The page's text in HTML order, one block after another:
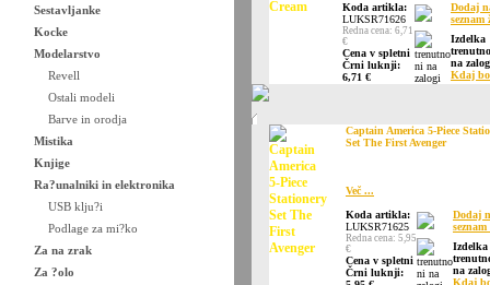
Sestavljanke
Kocke
Modelarstvo
Revell
Ostali modeli
Barve in orodja
Mistika
Knjige
Ra?unalniki in elektronika
USB klju?i
Podlage za mi?ko
Za na zrak
Za ?olo
Koda artikla:
LUKSR71626
Redna cena: 6,71
€
Cena v spletni
Črni luknji:
6,71 €
Dodaj
seznam
Izdelka
na
Kdaj
Captain America 5-Piece
Set The First Avenger
Več ...
Koda artikla:
LUKSR71625
Redna cena: 5,95
€
Cena v spletni
Črni luknji:
Dodaj
seznam
Izdelka
na
Kdaj